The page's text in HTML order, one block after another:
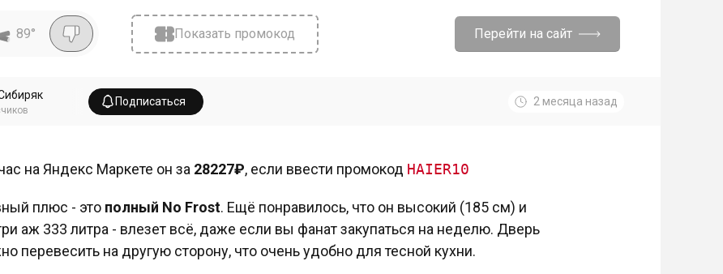
89° Показать промокод Перейти на сайт
Подписаться 2 месяца назад
на Яндекс Маркете он за 28227₽, если ввести промокод HAIER10
плюс - это полный No Frost. Ещё понравилось, что он высокий (185 см) и
аж 333 литра - влезет всё, даже если вы фанат закупаться на неделю. Дверь
перевесить на другую сторону, что очень удобно для тесной кухни.